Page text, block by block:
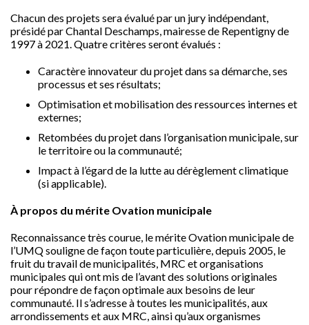
Chacun des projets sera évalué par un jury indépendant,
présidé par Chantal Deschamps, mairesse de Repentigny de
1997 à 2021. Quatre critères seront évalués :
Caractère innovateur du projet dans sa démarche, ses
processus et ses résultats;
Optimisation et mobilisation des ressources internes et
externes;
Retombées du projet dans l’organisation municipale, sur
le territoire ou la communauté;
Impact à l’égard de la lutte au dérèglement climatique
(si applicable).
À propos du mérite Ovation municipale
Reconnaissance très courue, le mérite Ovation municipale de
l’UMQ souligne de façon toute particulière, depuis 2005, le
fruit du travail de municipalités, MRC et organisations
municipales qui ont mis de l’avant des solutions originales
pour répondre de façon optimale aux besoins de leur
communauté. Il s’adresse à toutes les municipalités, aux
arrondissements et aux MRC, ainsi qu’aux organismes